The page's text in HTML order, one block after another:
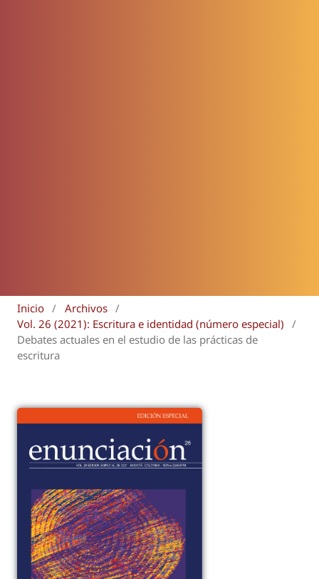
Inicio / Archivos /
Vol. 26 (2021): Escritura e identidad (número especial)
/
Debates actuales en el estudio de las prácticas de
escritura